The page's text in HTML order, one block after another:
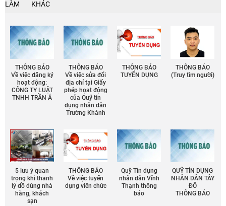
LÀM KHÁC
THÔNG BÁO
Về việc đăng ký
hoạt động:
CÔNG TY LUẬT
TNHH TRẦN Á
THÔNG BÁO
Về việc sửa đổi
địa chỉ tại Giấy
phép họat động
của Quỹ tín
dụng nhân dân
Trường Khánh
THÔNG BÁO
TUYỂN DỤNG
THÔNG BÁO
(Truy tìm người)
5 lưu ý quan
trọng khi thanh
lý đồ dùng nhà
hàng, khách
sạn
THÔNG BÁO
Về việc tuyển
dụng viên chức
Quỹ Tín dụng
nhân dân Vĩnh
Thạnh thông
báo
QUỸ TÍN DỤNG
NHÂN DÂN TÂY
ĐÔ
THÔNG BÁO